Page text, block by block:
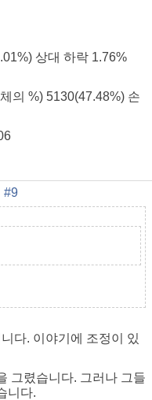
상대 하락 1.76%
의 %) 5130(47.48%) 손
#9
다. 이야기에 조정이 있
그렸습니다. 그러나 그들
니다.